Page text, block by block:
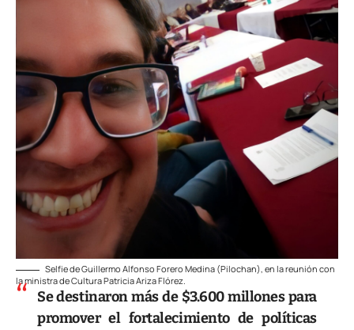
Selfie de Guillermo Alfonso Forero Medina (Pilochan), en la reunión con
la ministra de Cultura Patricia Ariza Flórez.
Se destinaron más de $3.600 millones para
promover el fortalecimiento de políticas